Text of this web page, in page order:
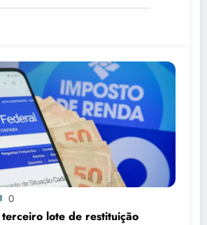
0
lote de restituição